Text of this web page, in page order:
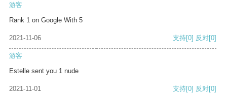
游客
Rank 1 on Google With 5
2021-11-06 支持[0] 反对[0]
游客
Estelle sent you 1 nude
2021-11-01 支持[0] 反对[0]